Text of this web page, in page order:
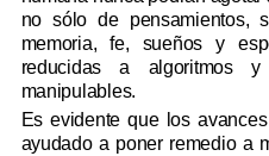
no sólo de pensamientos,
memoria, fe, sueños y
reducidas a algoritmos y
manipulables.
Es evidente que los
ayudado a poner remedio a